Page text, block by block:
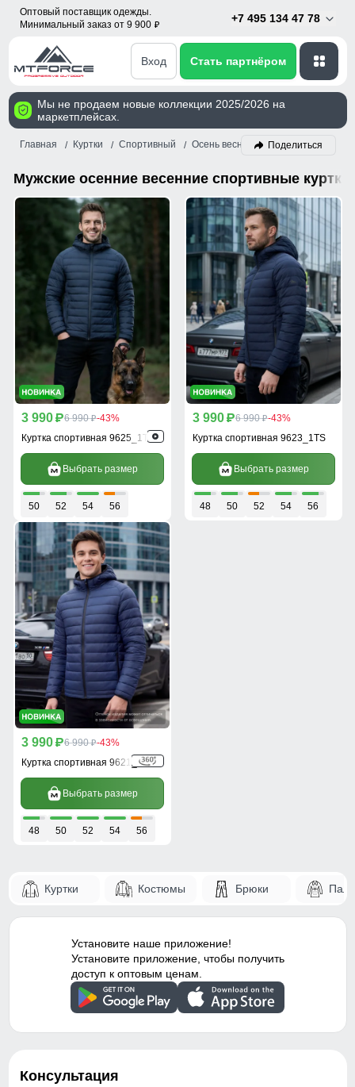
Оптовый поставщик одежды.
Минимальный заказ от 9 900 p
+7 495 134 47 78
Вход Стать партнёром
Мы не продаем новые коллекции 2025/2026 на
маркетплейсах.
Главная Куртки Спортивный Осень весна Мужской Темно-
Поделиться
Мужские осенние весенние спортивные
3 990 p6 990 p-43%
Куртка спортивная 9625_1TS
Выбрать размер
50 52 54 56
3 990 p6 990 p-43%
Куртка спортивная 9623_1TS
Выбрать размер
48 50 52 54 56
3 990 p6 990 p-43%
Куртка спортивная 9621_1TS
Выбрать размер
48 50 52 54 56
Куртки Костюмы Брюки
Установите наше приложение!
Установите приложение, чтобы получить
доступ к оптовым ценам.
Консультация